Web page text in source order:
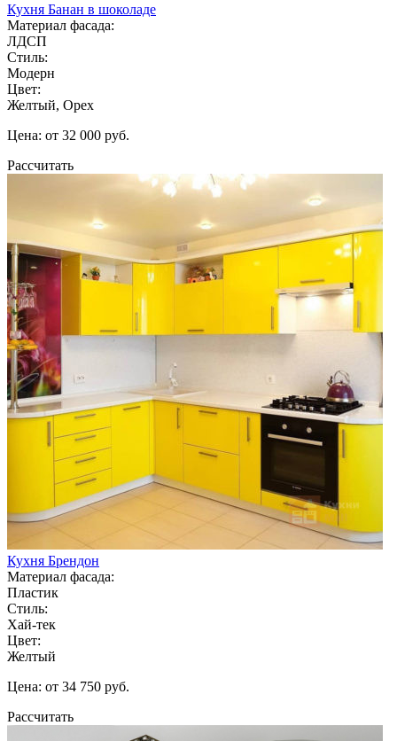
Кухня Банан в шоколаде
Материал фасада:
ЛДСП
Стиль:
Модерн
Цвет:
Желтый, Орех
Цена: от 32 000 руб.
Рассчитать
Кухня Брендон
Материал фасада:
Пластик
Стиль:
Хай-тек
Цвет:
Желтый
Цена: от 34 750 руб.
Рассчитать